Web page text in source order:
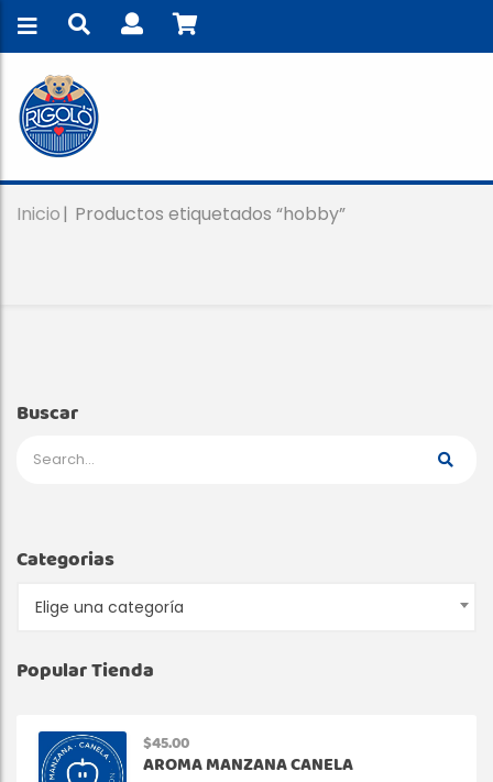
Inicio Productos etiquetados “hobby”
Buscar
Categorias
Elige una categoría
Popular Tienda
$45.00
AROMA MANZANA CANELA